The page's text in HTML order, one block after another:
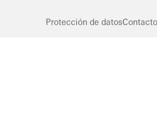
Protección de datosContacto